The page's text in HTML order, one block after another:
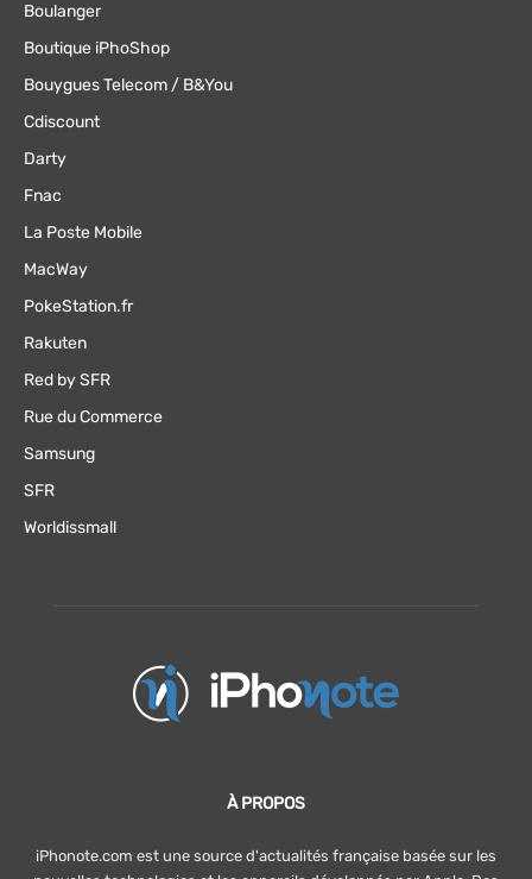
Boulanger
Boutique iPhoShop
Bouygues Telecom / B&You
Cdiscount
Darty
Fnac
La Poste Mobile
MacWay
PokeStation.fr
Rakuten
Red by SFR
Rue du Commerce
Samsung
SFR
Worldissmall
À PROPOS
iPhonote.com est une source d'actualités française basée sur les